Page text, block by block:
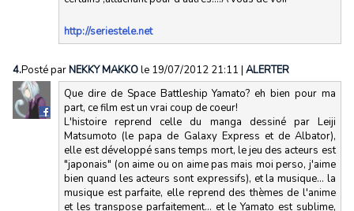
http://seriestele.net
4.Posté parNEKKY MAKKOle 19/07/2012 21:11 | ALERTER
Que dire de Space Battleship Yamato? eh bien pour ma
part, ce film est un vrai coup de coeur!
L'histoire reprend celle du manga dessiné par Leiji
Matsumoto (le papa de Galaxy Express et de Albator),
elle est développé sans temps mort, le jeu des acteurs est
"japonais" (on aime ou on aime pas mais moi perso, j'aime
bien quand les acteurs sont expressifs), et la musique... la
musique est parfaite, elle reprend des thèmes de l'anime
et les transpose parfaitement... et le Yamato est sublime,